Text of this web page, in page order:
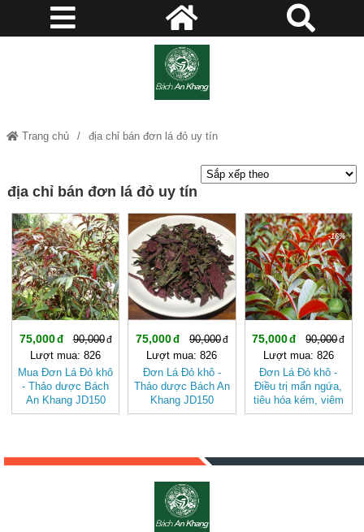
Trang chủ địa chỉ bán đơn lá đỏ uy tín
địa chỉ bán đơn lá đỏ uy tín
-16%
75,000
90,000
Lượt mua: 826
Mua Đơn Lá Đỏ khô
- Thảo dược Bách
An Khang JD150
donlado v2
-16%
75,000
90,000
Lượt mua: 826
Đơn Lá Đỏ khô -
Thảo dược Bách An
Khang JD150
donlado
-16%
75,000
90,000
Lượt mua: 826
Đơn Lá Đỏ khô -
Điều trị mẩn ngứa,
tiêu hóa kém, viêm
đại tràng JD150